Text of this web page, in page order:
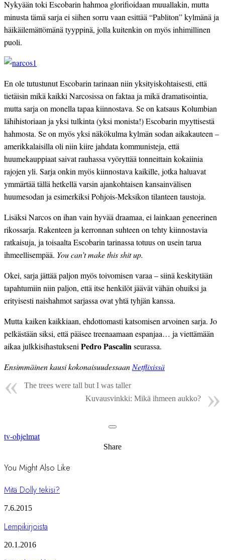
Nykyään toki Escobarin hahmoa glorifioidaan muuallakin, mutta
minusta tämä sarja ei siihen sorru vaan esittää “Pabliton” kylmänä ja
häikäilemättömänä tyyppinä, jolla kuitenkin on myös inhimillinen
puoli.
En ole tutustunut Escobarin tarinaan niin yksityiskohtaisesti, että
tietäisin mikä kaikki Narcosissa on faktaa ja mikä dramatisointia,
mutta sarja on monella tapaa kiinnostava. Se on katsaus Kolumbian
lähihistoriaan ja yksi tulkinta (yksi monista!) Escobarin myyttisestä
hahmosta. Se on myös yksi näkökulma kylmän sodan aikakauteen –
amerikkalaisilla oli niin kiire jahdata kommunisteja, että
huumekauppiaat saivat rauhassa vyöryttää tonneittain kokaiinia
rajojen yli. Sarja onkin myös kiinnostava kaikille, jotka haluavat
ymmärtää tällä hetkellä varsin ajankohtaisen kansainvälisen
huumesodan ja esimerkiksi Pohjois-Meksikon tilanteen taustoja.
Lisäksi Narcos on ihan vain hyvää draamaa, ei lainkaan geneerinen
rikossarja. Rakenteen ja kerronnan suhteen on tehty kiinnostavia
ratkaisuja, ja toisaalta Escobarin tarinassa totuus on usein tarua
ihmeellisempää. You can’t make this shit up.
Okei, sarja jättää paljon myös toivomisen varaa – siinä keskitytään
tapahtumiin niin paljon, että itse henkilöt jäävät vähän ohuiksi ja
erityisesti naishahmot sarjassa ovat yhtä tyhjän kanssa.
Mutta kaiken kaikkiaan, ehdottomasti katsomisen arvoinen sarja. Jo
pelkästään siksi, että pääsee treenaamaan espanjaa… ja viettämään
aikaa julkkisihastukseni Pedro Pascalinseurassa.
Ensimmäinen kausi kokonaisuudessaan Netflixissä
The trees were tall but I was taller
Kuvausvinkki: Mikä ihmeen aukko?
tv-ohjelmat
Share
You Might Also Like
Mitä Dolly tekisi?
7.6.2015
Lempikirjoista
20.1.2016